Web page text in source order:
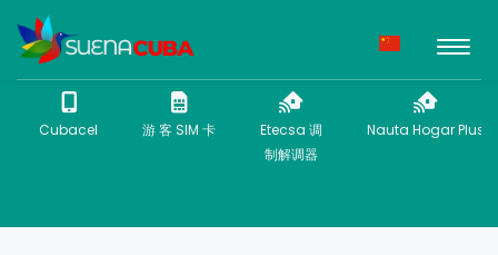
Cubacel 游 客 SIM 卡
Etecsa 调
制解调器
Nauta Hogar Plus